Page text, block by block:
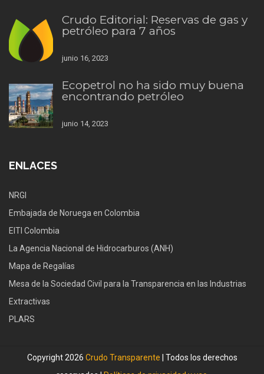
Crudo Editorial: Reservas de gas y
petróleo para 7 años
junio 16, 2023
Ecopetrol no ha sido muy buena
encontrando petróleo
junio 14, 2023
ENLACES
NRGI
Embajada de Noruega en Colombia
EITI Colombia
La Agencia Nacional de Hidrocarburos (ANH)
Mapa de Regalías
Mesa de la Sociedad Civil para la Transparencia en las Industrias
Extractivas
PLARS
Copyright 2026 Crudo Transparente | Todos los derechos